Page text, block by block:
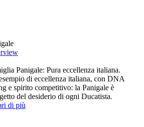
Panigale: Pura eccellenza italiana.
di eccellenza italiana, con DNA
e spirito competitivo: la Panigale è
del desiderio di ogni Ducatista.
di più